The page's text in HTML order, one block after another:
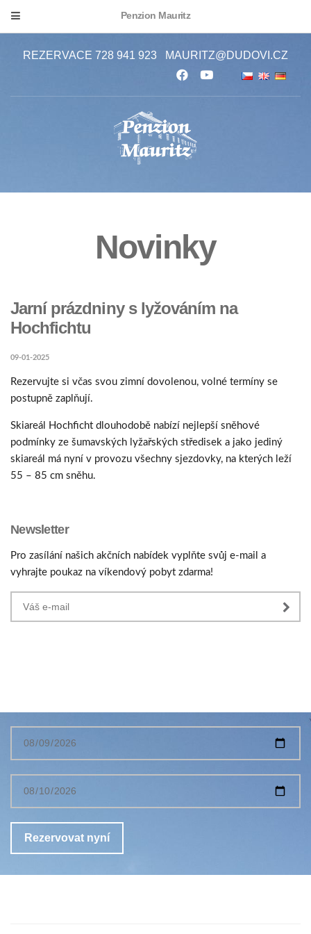
Penzion Mauritz
REZERVACE 728 941 923 MAURITZ@DUDOVI.CZ
Novinky
Jarní prázdniny s lyžováním na
Hochfichtu
09-01-2025
Rezervujte si včas svou zimní dovolenou, volné termíny se
postupně zaplňují.
Skiareál Hochficht dlouhodobě nabízí nejlepší sněhové
podmínky ze šumavských lyžařských středisek a jako jediný
skiareál má nyní v provozu všechny sjezdovky, na kterých leží
55 – 85 cm sněhu.
Newsletter
Pro zasílání našich akčních nabídek vyplňte svůj e-mail a
vyhrajte poukaz na víkendový pobyt zdarma!